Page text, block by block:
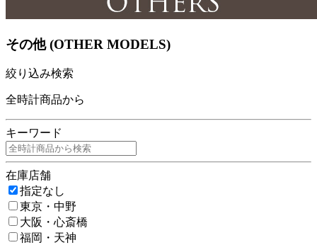
その他 (OTHER MODELS)
絞り込み検索
全時計商品から
キーワード
在庫店舗
指定なし
東京・中野
大阪・心斎橋
福岡・天神